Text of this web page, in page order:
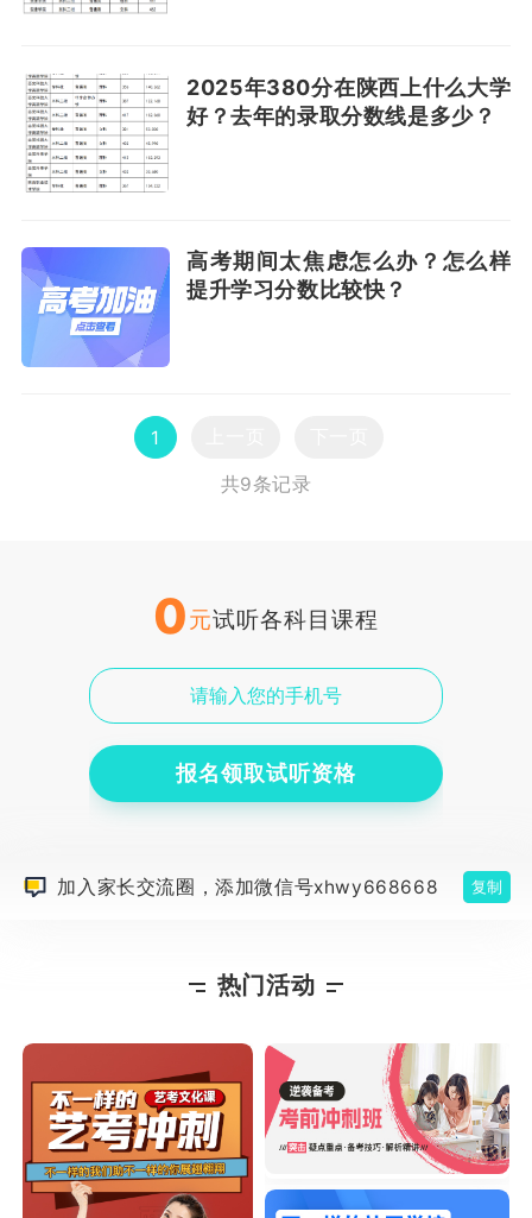
2025年380分在陕西上什么大学
好？去年的录取分数线是多少？
高考期间太焦虑怎么办？怎么样
提升学习分数比较快？
1
共9条记录
0元试听各科目课程
报名领取试听资格
加入家长交流圈，添加微信号xhwy668668 复制
热门活动